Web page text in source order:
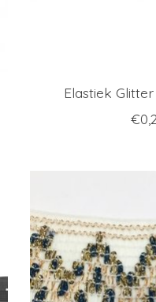
Elastiek